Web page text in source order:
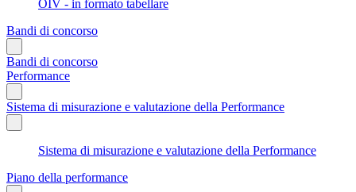
OIV - in formato tabellare
Bandi di concorso
Bandi di concorso
Performance
Sistema di misurazione e valutazione della Performance
Sistema di misurazione e valutazione della Performance
Piano della performance